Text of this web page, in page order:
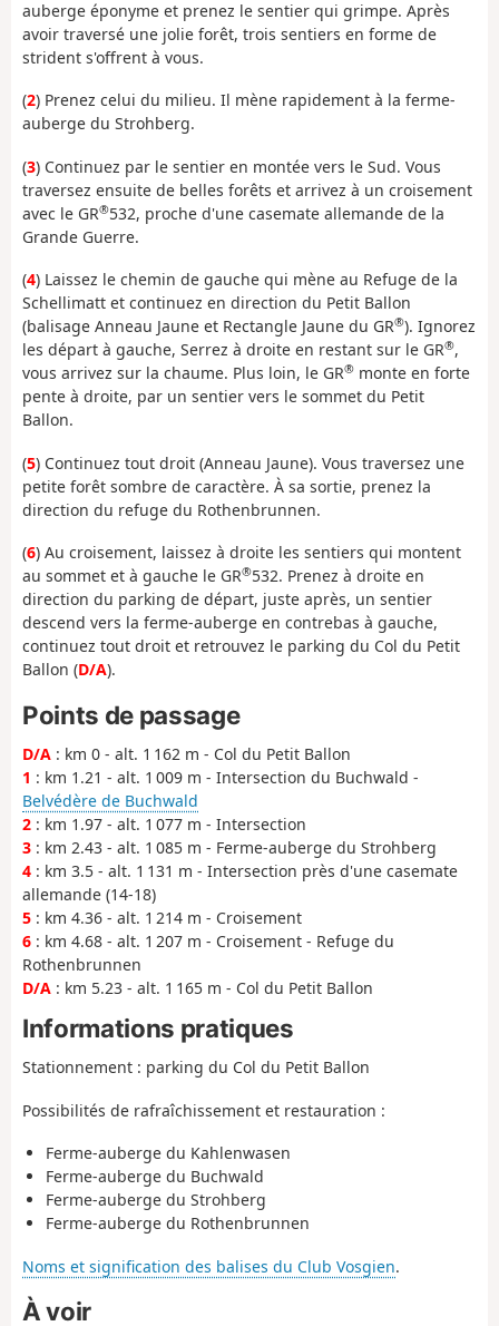
auberge éponyme et prenez le sentier qui grimpe. Après
avoir traversé une jolie forêt, trois sentiers en forme de
strident s'offrent à vous.
(2) Prenez celui du milieu. Il mène rapidement à la ferme-
auberge du Strohberg.
(3) Continuez par le sentier en montée vers le Sud. Vous
traversez ensuite de belles forêts et arrivez à un croisement
avec le GR®532, proche d'une casemate allemande de la
Grande Guerre.
(4) Laissez le chemin de gauche qui mène au Refuge de la
Schellimatt et continuez en direction du Petit Ballon
(balisage Anneau Jaune et Rectangle Jaune du GR®). Ignorez
les départ à gauche, Serrez à droite en restant sur le GR®,
vous arrivez sur la chaume. Plus loin, le GR® monte en forte
pente à droite, par un sentier vers le sommet du Petit
Ballon.
(5) Continuez tout droit (Anneau Jaune). Vous traversez une
petite forêt sombre de caractère. À sa sortie, prenez la
direction du refuge du Rothenbrunnen.
(6) Au croisement, laissez à droite les sentiers qui montent
au sommet et à gauche le GR®532. Prenez à droite en
direction du parking de départ, juste après, un sentier
descend vers la ferme-auberge en contrebas à gauche,
continuez tout droit et retrouvez le parking du Col du Petit
Ballon (D/A).
Points de passage
D/A : km 0 - alt. 1 162 m - Col du Petit Ballon
1 : km 1.21 - alt. 1 009 m - Intersection du Buchwald -
Belvédère de Buchwald
2 : km 1.97 - alt. 1 077 m - Intersection
3 : km 2.43 - alt. 1 085 m - Ferme-auberge du Strohberg
4 : km 3.5 - alt. 1 131 m - Intersection près d'une casemate
allemande (14-18)
5 : km 4.36 - alt. 1 214 m - Croisement
6 : km 4.68 - alt. 1 207 m - Croisement - Refuge du
Rothenbrunnen
D/A : km 5.23 - alt. 1 165 m - Col du Petit Ballon
Informations pratiques
Stationnement : parking du Col du Petit Ballon
Possibilités de rafraîchissement et restauration :
Ferme-auberge du Kahlenwasen
Ferme-auberge du Buchwald
Ferme-auberge du Strohberg
Ferme-auberge du Rothenbrunnen
Noms et signification des balises du Club Vosgien.
À voir